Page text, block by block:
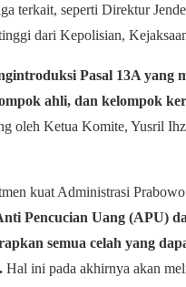
terkait, seperti Direktur
dari Kepolisian,
Pasal 13A yang
ahli, dan kelompok
oleh Ketua Komite, Yusril
kuat Administrasi
Pencucian Uang (APU)
semua celah yang
Hal ini pada akhirnya akan